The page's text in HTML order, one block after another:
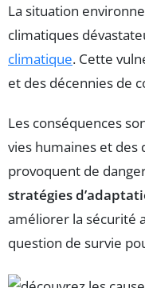
La situation
climatiques
climatique. Cette
et des décennies de
Les conséquences
vies humaines et des
provoquent de
stratégies
améliorer la sécurité
question de survie